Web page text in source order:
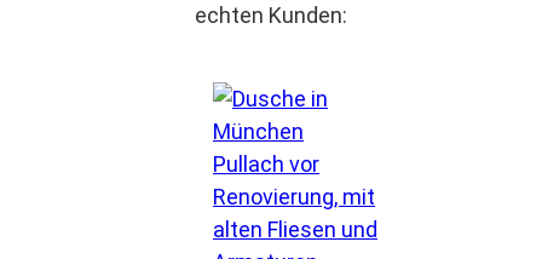
echten Kunden: